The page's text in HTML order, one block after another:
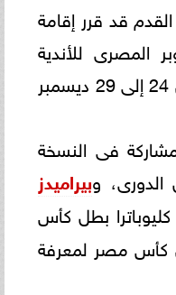
قد قرر إقامة
المصرى للأندية
الأبطال بمشاركة 4 فرق من 24 إلى 29 ديسمبر
3 فرق المشاركة فى النسخة
وبيراميدز
كليوباترا بطل كأس
كأس مصر لمعرفة